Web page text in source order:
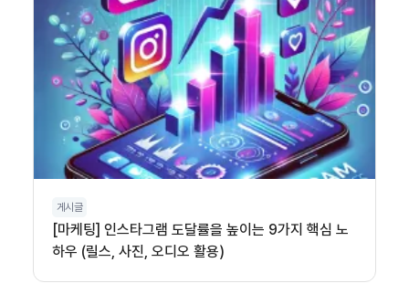
게시글
[마케팅] 인스타그램 도달률을 높이는 9가지 핵심 노
하우 (릴스, 사진, 오디오 활용)